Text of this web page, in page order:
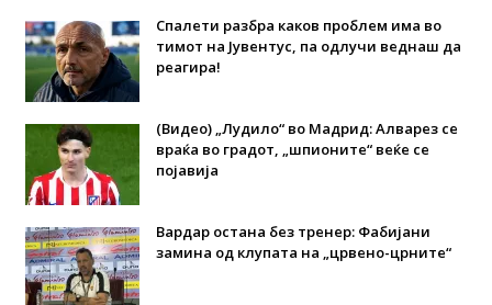
Спалети разбра каков проблем има во
тимот на Јувентус, па одлучи веднаш да
реагира!
(Видео) „Лудило“ во Мадрид: Алварез се
враќа во градот, „шпионите“ веќе се
појавија
Вардар остана без тренер: Фабијани
замина од клупата на „црвено-црните“